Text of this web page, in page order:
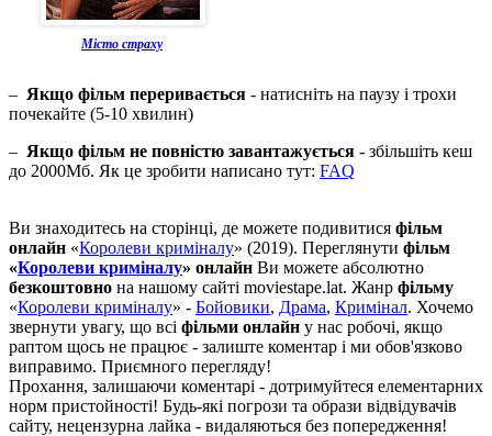
Місто страху
– Якщо фільм переривається - натисніть на паузу і трохи
почекайте (5-10 хвилин)
– Якщо фільм не повністю завантажується - збільшіть кеш
до 2000Мб. Як це зробити написано тут: FAQ
Ви знаходитесь на сторінці, де можете подивитися фільм
онлайн «Королеви криміналу» (2019). Переглянути фільм
«Королеви криміналу» онлайн Ви можете абсолютно
безкоштовно на нашому сайті moviestape.lat. Жанр фільму
«Королеви криміналу» - Бойовики, Драма, Кримінал. Хочемо
звернути увагу, що всі фільми онлайн у нас робочі, якщо
раптом щось не працює - залиште коментар і ми обов'язково
виправимо. Приємного перегляду!
Прохання, залишаючи коментарі - дотримуйтеся елементарних
норм пристойності! Будь-які погрози та образи відвідувачів
сайту, нецензурна лайка - видаляються без попередження!